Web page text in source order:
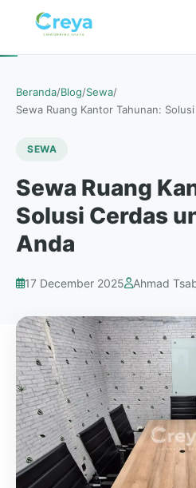
Beranda/Blog/Sewa/
Sewa Ruang Kantor Tahunan:
SEWA
Sewa Ruang
Solusi Cerdas
Anda
17 December 2025 Ahmad